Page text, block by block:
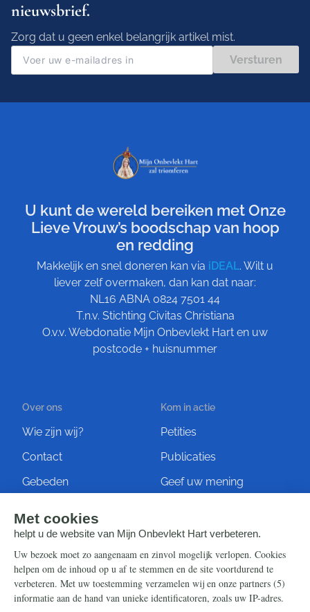
nieuwsbrief.
Zorg dat u geen enkel belangrijk artikel mist.
Versturen
U kunt de wereld bereiken met Onze
Lieve Vrouw’s boodschap van hoop
en redding
Makkelijk en snel doneren kan via iDEAL. Wilt u
liever zelf overmaken, dan kan dat naar:
NL16 ABNA 0824 7501 44
T.n.v. Stichting Civitas Christiana
O.v.v. Webdonatie Mijn Onbevlekt Hart en uw
postcode + huisnummer
Over ons
Wie zijn wij?
Contact
Gebeden
Kom in actie
Petities
Publicaties
Geef uw mening
Steun ons
Nieuwsbrief
Eenmalig
Info
Contact
Ontvang onze Telegram-